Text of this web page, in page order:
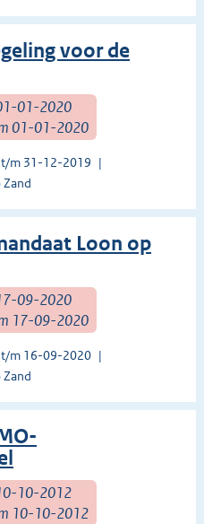
voor de
01-2020
01-01-2020
m 31-12-2019
Loon op
09-2020
17-09-2020
t/m 16-09-2020
10-2012
10-10-2012